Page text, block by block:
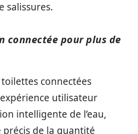
salissures.
connectée pour plus de
connectées
utilisateur
intelligente de l’eau,
de la quantité